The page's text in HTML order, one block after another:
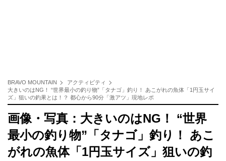
BRAVO MOUNTAIN
アクティビティ
大きいのはNG！ “世界最小の釣り物”「タナゴ」釣り！ あこがれの魚体「1円玉サイ
ズ」狙いの釣果とは！？ 都心から90分「激アツ」現地レポ
画像・写真：大きいのはNG！ “世界
最小の釣り物”「タナゴ」釣り！ あこ
がれの魚体「1円玉サイズ」狙いの釣